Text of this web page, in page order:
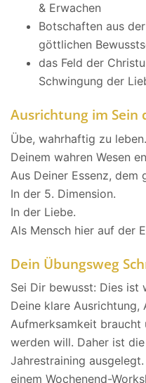
& Erwachen
Botschaften aus
göttlichen
das Feld der
Schwingung der
Ausrichtung im Sein
Übe, wahrhaftig zu leben.
Deinem wahren Wesen
Aus Deiner Essenz, dem
In der 5. Dimension.
In der Liebe.
Als Mensch hier auf der
Dein Übungsweg
Sei Dir bewusst: Dies ist
Deine klare Ausrichtung,
Aufmerksamkeit
werden will. Daher ist
Jahrestraining
einem Wochenend-